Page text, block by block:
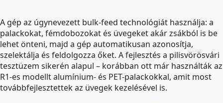
A gép az úgynevezett bulk-feed technológiát használja: a
palackokat, fémdobozokat és üvegeket akár zsákból is be
lehet önteni, majd a gép automatikusan azonosítja,
szelektálja és feldolgozza őket. A fejlesztés a pilisvörösvári
tesztüzem sikerén alapul – korábban ott már használták az
R1-es modellt alumínium- és PET-palackokkal, amit most
továbbfejlesztettek az üvegek kezelésével is.